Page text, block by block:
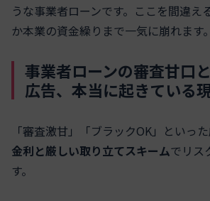
うな事業者ローンです。ここを間違え
か本業の資金繰りまで一気に崩れます。
事業者ローンの審査甘口
広告、本当に起きている
「審査激甘」「ブラックOK」といった
金利と厳しい取り立てスキームでリス
す。